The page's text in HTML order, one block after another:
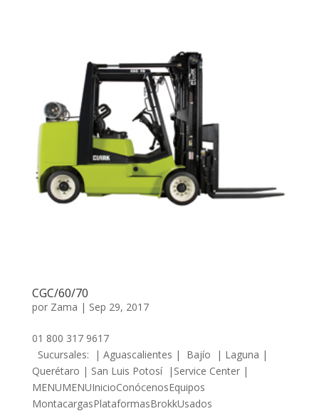
CGC/60/70
por Zama | Sep 29, 2017
01 800 317 9617
Sucursales: | Aguascalientes | Bajío | Laguna |
Querétaro | San Luis Potosí |Service Center |
MENUMENUInicioConócenosEquipos
MontacargasPlataformasBrokkUsados